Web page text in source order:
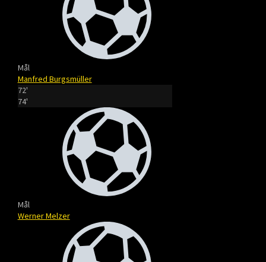
Mål
Manfred Burgsmüller
72'
74'
Mål
Werner Melzer